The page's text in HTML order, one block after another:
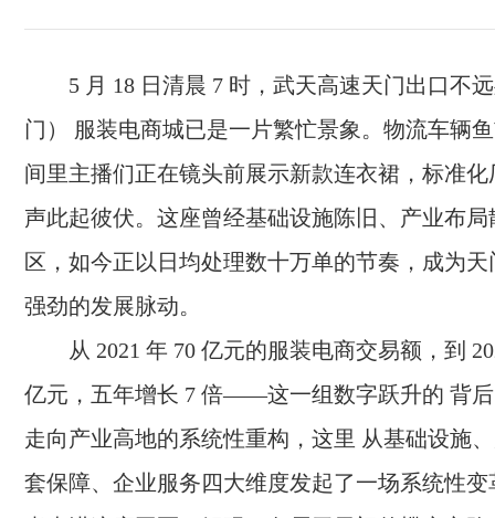
5 月 18 日清晨 7 时，武天高速天门出口不
门） 服装电商城已是一片繁忙景象。物流车辆
间里主播们正在镜头前展示新款连衣裙，标准
声此起彼伏。这座曾经基础设施陈旧、产业布
区，如今正以日均处理数十万单的节奏，成为
强劲的发展脉动。
从 2021 年 70 亿元的服装电商交易额，到
亿元，五年增长 7 倍——这一组数字跃升的 背
走向产业高地的系统性重构，这里 从基础设施
套保障、企业服务四大维度发起了一场系统性